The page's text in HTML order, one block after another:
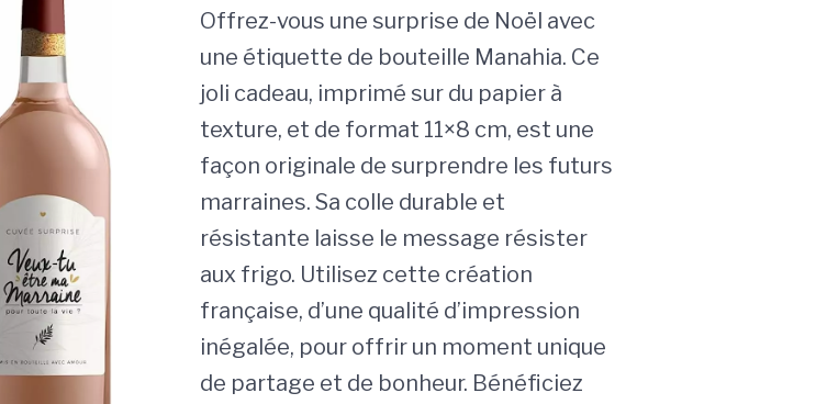
Offrez-vous une surprise de Noël avec
une étiquette de bouteille Manahia. Ce
joli cadeau, imprimé sur du papier à
texture, et de format 11×8 cm, est une
façon originale de surprendre les futurs
marraines. Sa colle durable et
résistante laisse le message résister
aux frigo. Utilisez cette création
française, d’une qualité d’impression
inégalée, pour offrir un moment unique
de partage et de bonheur. Bénéficiez